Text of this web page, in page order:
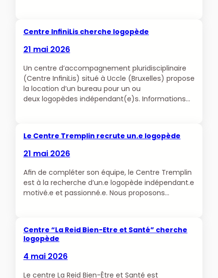
Centre InfiniLis cherche logopède
21 mai 2026
Un centre d’accompagnement pluridisciplinaire
(Centre InfiniLis) situé à Uccle (Bruxelles) propose
la location d’un bureau pour un ou
deux logopèdes indépendant(e)s. Informations…
Le Centre Tremplin recrute un.e logopède
21 mai 2026
Afin de compléter son équipe, le Centre Tremplin
est à la recherche d’un.e logopède indépendant.e
motivé.e et passionné.e. Nous proposons…
Centre “La Reid Bien-Etre et Santé” cherche
logopède
4 mai 2026
Le centre La Reid Bien-Être et Santé est